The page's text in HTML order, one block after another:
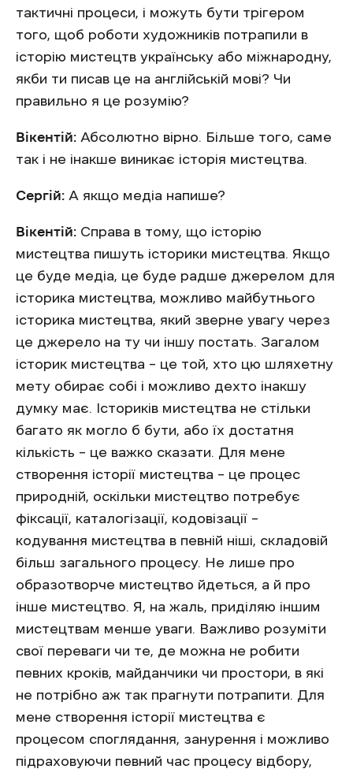
тактичні процеси, і можуть бути трігером
того, щоб роботи художників потрапили в
історію мистецтв українську або міжнародну,
якби ти писав це на англійській мові? Чи
правильно я це розумію?
Вікентій: Абсолютно вірно. Більше того, саме
так і не інакше виникає історія мистецтва.
Сергій: А якщо медіа напише?
Вікентій: Справа в тому, що історію
мистецтва пишуть історики мистецтва. Якщо
це буде медіа, це буде радше джерелом для
історика мистецтва, можливо майбутнього
історика мистецтва, який зверне увагу через
це джерело на ту чи іншу постать. Загалом
історик мистецтва – це той, хто цю шляхетну
мету обирає собі і можливо дехто інакшу
думку має. Істориків мистецтва не стільки
багато як могло б бути, або їх достатня
кількість – це важко сказати. Для мене
створення історії мистецтва – це процес
природній, оскільки мистецтво потребує
фіксації, каталогізації, кодовізації –
кодування мистецтва в певній ніші, складовій
більш загального процесу. Не лише про
образотворче мистецтво йдеться, а й про
інше мистецтво. Я, на жаль, приділяю іншим
мистецтвам менше уваги. Важливо розуміти
свої переваги чи те, де можна не робити
певних кроків, майданчики чи простори, в які
не потрібно аж так прагнути потрапити. Для
мене створення історії мистецтва є
процесом споглядання, занурення і можливо
підраховуючи певний час процесу відбору,